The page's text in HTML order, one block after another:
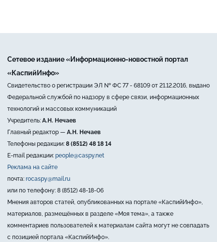
Сетевое издание «Информационно-новостной портал
«КаспийИнфо»
Свидетельство о регистрации ЭЛ № ФС 77 - 68109 от 21.12.2016, выдано
Федеральной службой по надзору в сфере связи, информационных
технологий и массовых коммуникаций
Учредитель: А.Н. Нечаев
Главный редактор — А.Н. Нечаев
Телефоны редакции: 8 (8512) 48 18 14
E-mail редакции: people@caspy.net
Реклама на сайте
почта: rocaspy@mail.ru
или по телефону: 8 (8512) 48-18-06
Мнения авторов статей, опубликованных на портале «КаспийИнфо»,
материалов, размещённых в разделе «Моя тема», а также
комментариев пользователей к материалам сайта могут не совпадать
с позицией портала «КаспийИнфо».